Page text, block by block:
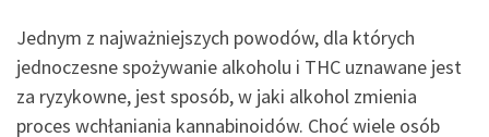
Jednym z najważniejszych powodów, dla których
jednoczesne spożywanie alkoholu i THC uznawane jest
za ryzykowne, jest sposób, w jaki alkohol zmienia
proces wchłaniania kannabinoidów. Choć wiele osób